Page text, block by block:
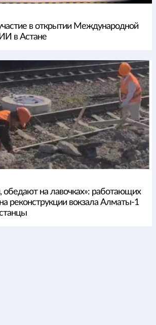
в открытии Международной
в Астане
обедают на лавочках»: работающих
реконструкции вокзала Алматы-1